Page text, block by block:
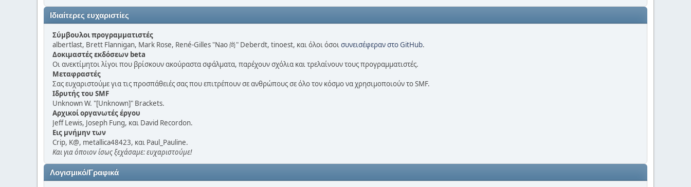
Ιδιαίτερες ευχαριστίες
Σύμβουλοι προγραμματιστές
albertlast, Brett Flannigan, Mark Rose, René-Gilles "Nao 尚" Deberdt, tinoest, και όλοι όσοισυνεισέφεραν στο GitHub.
Δοκιμαστές εκδόσεων beta
Οι ανεκτίμητοι λίγοι που βρίσκουν ακούραστα σφάλματα, παρέχουν σχόλια και τρελαίνουν τους προγραμματιστές.
Μεταφραστές
Σας ευχαριστούμε για τις προσπάθειές σας που επιτρέπουν σε ανθρώπους σε όλο τον κόσμο να χρησιμοποιούν το SMF.
Ιδρυτής του SMF
Unknown W. "[Unknown]" Brackets.
Αρχικοί οργανωτές έργου
Jeff Lewis, Joseph Fung, και David Recordon.
Εις μνήμην των
Crip, K@, metallica48423, και Paul_Pauline.
Και για όποιον ίσως ξεχάσαμε: ευχαριστούμε!
Λογισμικό/Γραφικά